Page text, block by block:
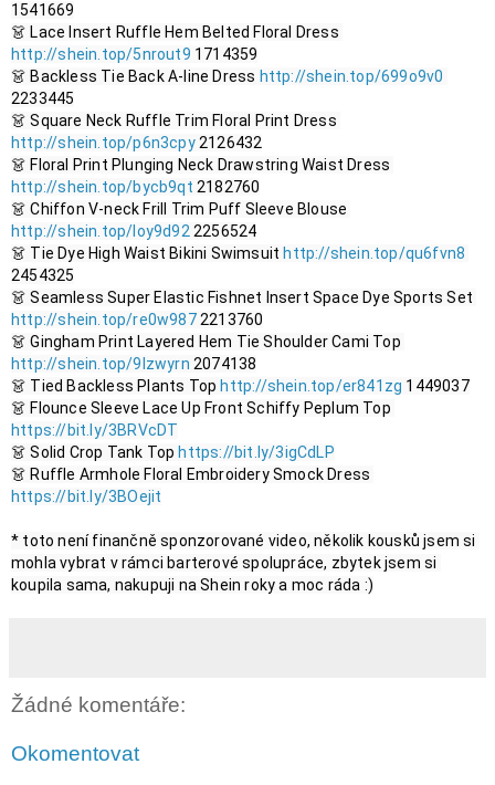
1541669
👗 Lace Insert Ruffle Hem Belted Floral Dress
http://shein.top/5nrout9 1714359
👗 Backless Tie Back A-line Dress http://shein.top/699o9v0
2233445
👗 Square Neck Ruffle Trim Floral Print Dress
http://shein.top/p6n3cpy 2126432
👗 Floral Print Plunging Neck Drawstring Waist Dress
http://shein.top/bycb9qt 2182760
👗 Chiffon V-neck Frill Trim Puff Sleeve Blouse
http://shein.top/loy9d92 2256524
👗 Tie Dye High Waist Bikini Swimsuit http://shein.top/qu6fvn8
2454325
👗 Seamless Super Elastic Fishnet Insert Space Dye Sports Set
http://shein.top/re0w987 2213760
👗 Gingham Print Layered Hem Tie Shoulder Cami Top
http://shein.top/9lzwyrn 2074138
👗 Tied Backless Plants Top http://shein.top/er841zg 1449037
👗 Flounce Sleeve Lace Up Front Schiffy Peplum Top
https://bit.ly/3BRVcDT
👗 Solid Crop Tank Top https://bit.ly/3igCdLP
👗 Ruffle Armhole Floral Embroidery Smock Dress
https://bit.ly/3BOejit
* toto není finančně sponzorované video, několik kousků jsem si
mohla vybrat v rámci barterové spolupráce, zbytek jsem si
koupila sama, nakupuji na Shein roky a moc ráda :)
Žádné komentáře:
Okomentovat